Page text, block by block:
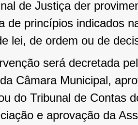
de Justiça der
de princípios indicados
lei, de ordem ou de
será decretada
Câmara Municipal,
do Tribunal de Contas
e aprovação da